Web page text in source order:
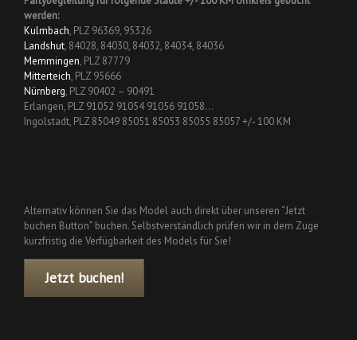
werden:
Kulmbach, PLZ 96369, 95326
Landshut, 84028, 84030, 84032, 84034, 84036
Memmingen, PLZ 87779
Mitterteich, PLZ 95666
Nürnberg, PLZ 90402 – 90491
Erlangen, PLZ 91052 91054 91056 91058…
Ingolstadt, PLZ 85049 85051 85053 85055 85057 +/- 100 KM
Alternativ können Sie das Model auch direkt über unseren “Jetzt
buchen Button” buchen. Selbstverständlich prüfen wir in dem Zuge
kurzfristig die Verfügbarkeit des Models für Sie!
Jetzt buchen!